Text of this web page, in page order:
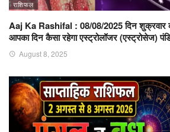
राशिफल
Aaj Ka Rashifal : 08/08/2025 दिन शुक्रवार
आपका दिन कैसा रहेगा एस्ट्रोलॉजर (एस्ट्रोसेज)
August 8, 2025